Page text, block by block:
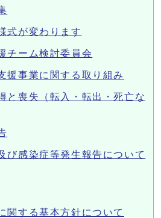
式が変わります
チーム検討委員会
援事業に関する取り組み
と喪失（転入・転出・死亡な
び感染症等発生報告について
関する基本方針について